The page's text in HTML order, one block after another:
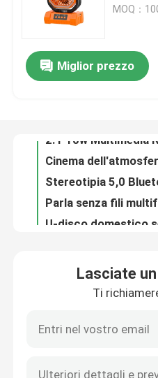
Prodotti
Su di noi
Chiedi un preventivo
Tastiera e topo di
gradi,
MOQ：
Miglior prezzo
Lasciate
Ti